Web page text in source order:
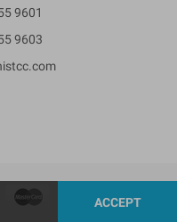
9601
9603
ACCEPT